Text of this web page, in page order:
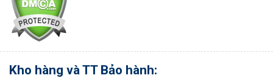
Kho hàng và TT Bảo hành: